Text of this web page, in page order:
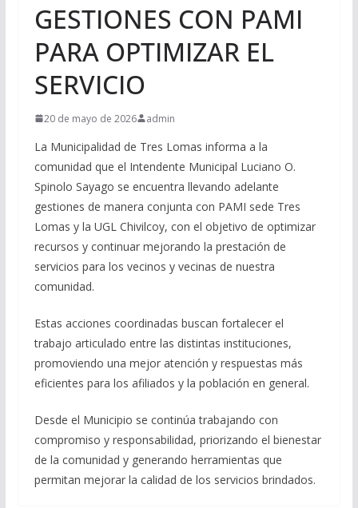
GESTIONES CON PAMI
PARA OPTIMIZAR EL
SERVICIO
20 de mayo de 2026 admin
La Municipalidad de Tres Lomas informa a la
comunidad que el Intendente Municipal Luciano O.
Spinolo Sayago se encuentra llevando adelante
gestiones de manera conjunta con PAMI sede Tres
Lomas y la UGL Chivilcoy, con el objetivo de optimizar
recursos y continuar mejorando la prestación de
servicios para los vecinos y vecinas de nuestra
comunidad.
Estas acciones coordinadas buscan fortalecer el
trabajo articulado entre las distintas instituciones,
promoviendo una mejor atención y respuestas más
eficientes para los afiliados y la población en general.
Desde el Municipio se continúa trabajando con
compromiso y responsabilidad, priorizando el bienestar
de la comunidad y generando herramientas que
permitan mejorar la calidad de los servicios brindados.